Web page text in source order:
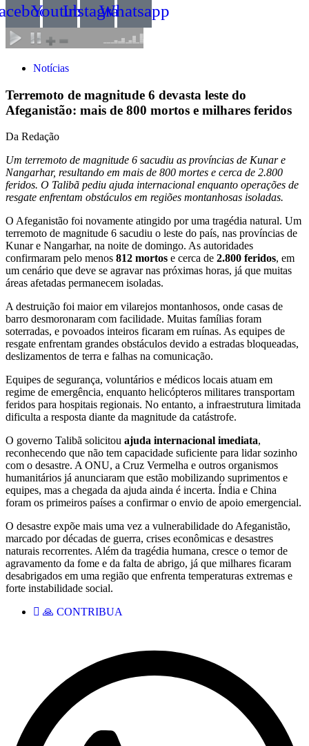
YoutubeInstagramWhatsapp
Notícias
Terremoto de magnitude 6 devasta leste do
Afeganistão: mais de 800 mortos e milhares feridos
Da Redação
Um terremoto de magnitude 6 sacudiu as províncias de Kunar e
Nangarhar, resultando em mais de 800 mortes e cerca de 2.800
feridos. O Talibã pediu ajuda internacional enquanto operações de
resgate enfrentam obstáculos em regiões montanhosas isoladas.
O Afeganistão foi novamente atingido por uma tragédia natural. Um
terremoto de magnitude 6 sacudiu o leste do país, nas províncias de
Kunar e Nangarhar, na noite de domingo. As autoridades
confirmaram pelo menos 812 mortos e cerca de 2.800 feridos, em
um cenário que deve se agravar nas próximas horas, já que muitas
áreas afetadas permanecem isoladas.
A destruição foi maior em vilarejos montanhosos, onde casas de
barro desmoronaram com facilidade. Muitas famílias foram
soterradas, e povoados inteiros ficaram em ruínas. As equipes de
resgate enfrentam grandes obstáculos devido a estradas bloqueadas,
deslizamentos de terra e falhas na comunicação.
Equipes de segurança, voluntários e médicos locais atuam em
regime de emergência, enquanto helicópteros militares transportam
feridos para hospitais regionais. No entanto, a infraestrutura limitada
dificulta a resposta diante da magnitude da catástrofe.
O governo Talibã solicitou ajuda internacional imediata,
reconhecendo que não tem capacidade suficiente para lidar sozinho
com o desastre. A ONU, a Cruz Vermelha e outros organismos
humanitários já anunciaram que estão mobilizando suprimentos e
equipes, mas a chegada da ajuda ainda é incerta. Índia e China
foram os primeiros países a confirmar o envio de apoio emergencial.
O desastre expõe mais uma vez a vulnerabilidade do Afeganistão,
marcado por décadas de guerra, crises econômicas e desastres
naturais recorrentes. Além da tragédia humana, cresce o temor de
agravamento da fome e da falta de abrigo, já que milhares ficaram
desabrigados em uma região que enfrenta temperaturas extremas e
forte instabilidade social.
🙏 CONTRIBUA